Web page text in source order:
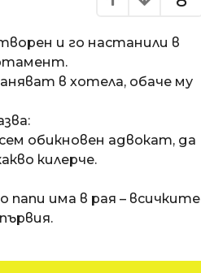
и го настанили в
в хотела, обаче му
обикновен адвокат, да
килерче.
папи има в рая – всичките